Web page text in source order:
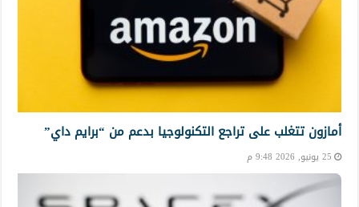
أمازون تتغلب على تراجع التكنولوجيا بدعم من “برايم داي”
25 يونيو, 2026 9:48 م